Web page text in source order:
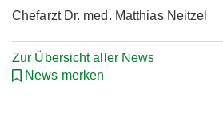
Chefarzt Dr. med. Matthias Neitzel
Zur Übersicht aller News
News merken